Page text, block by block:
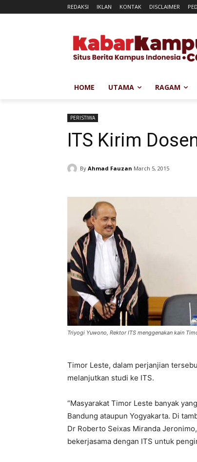
REDAKSI IKLAN KONTAK DISCLAIMER
HOME UTAMA RAGAM
PERISTIWA
ITS Kirim
By Ahmad Fauzan March 5, 2015
Triyogi Yuwono, Rektor ITS menggenakan kain
Timor Leste, dalam perjanjian
melanjutkan studi ke ITS.
“Masyarakat Timor Leste banyak
Bandung ataupun Yogyakarta. Di
Dr Roberto Seixas Miranda
bekerjasama dengan ITS untuk